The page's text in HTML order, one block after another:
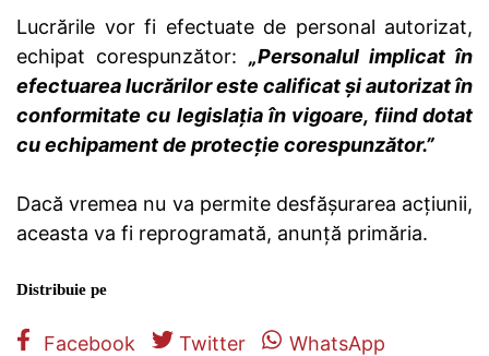
Lucrările vor fi efectuate de personal autorizat,
echipat corespunzător: „Personalul implicat în
efectuarea lucrărilor este calificat și autorizat în
conformitate cu legislația în vigoare, fiind dotat
cu echipament de protecție corespunzător.”
Dacă vremea nu va permite desfășurarea acțiunii,
aceasta va fi reprogramată, anunță primăria.
Distribuie pe
Facebook Twitter WhatsApp